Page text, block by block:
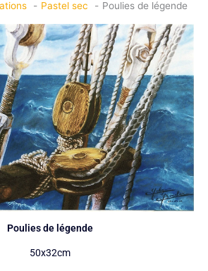
Pastel sec Poulies de légende
Poulies de légende
50x32cm